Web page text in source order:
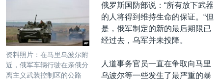
资料照片：在马里乌波尔附
近，俄军车辆行驶在亲俄分
离主义武装控制区的公路
俄罗斯国防部说：“所有放下武器
的人将得到维持生命的保证。“但
是，俄军制定的新的最后期限已
经过去，乌军并未投降。
人道事务官员一直在争取向马里
乌波尔等一些发生了最严重的暴